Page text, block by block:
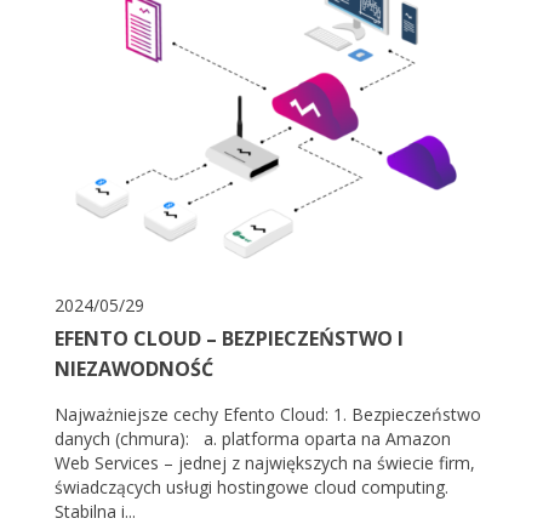
2024/05/29
EFENTO CLOUD – BEZPIECZEŃSTWO I
NIEZAWODNOŚĆ
Najważniejsze cechy Efento Cloud: 1. Bezpieczeństwo
danych (chmura): a. platforma oparta na Amazon
Web Services – jednej z największych na świecie firm,
świadczących usługi hostingowe cloud computing.
Stabilna i...